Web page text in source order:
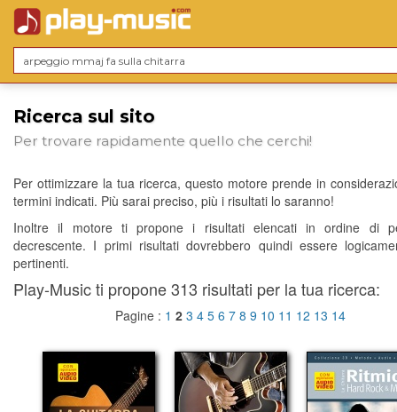
Ricerca sul sito
Per trovare rapidamente quello che cerchi!
Per ottimizzare la tua ricerca, questo motore prende in
termini indicati. Più sarai preciso, più i risultati lo saranno!
Inoltre il motore ti propone i risultati elencati in ordine di
decrescente. I primi risultati dovrebbero quindi essere
pertinenti.
Play-Music ti propone 313 risultati per la tua ricerca:
Pagine : 1 2 3 4 5 6 7 8 9 10 11 12 13 14